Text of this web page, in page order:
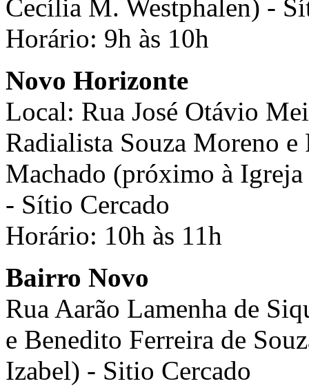
Cecília M. Westphalen) -
Horário: 9h às 10h
Novo Horizonte
Local: Rua José Otávio
Radialista Souza Moreno
Machado (próximo à
- Sítio Cercado
Horário: 10h às 11h
Bairro Novo
Rua Aarão Lamenha de
e Benedito Ferreira de
Izabel) - Sitio Cercado